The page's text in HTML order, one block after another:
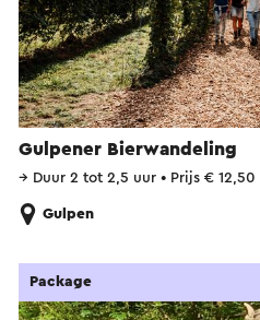
Gulpener Bierwandeling
→ Duur 2 tot 2,5 uur • Prijs €
Gulpen
Package